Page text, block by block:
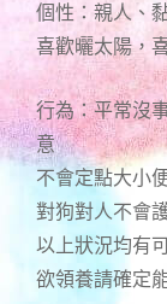
個性：親人、
喜歡曬太陽，
行為：平常沒
意
不會定點大小
對狗對人不會
以上狀況均有
欲領養請確定